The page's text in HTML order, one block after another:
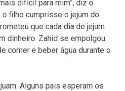
difícil para mim”, diz o
o filho cumprisse o jejum do
que cada dia de jejum
dinheiro. Zahid se empolgou
comer e beber água durante o
Alguns pais esperam os